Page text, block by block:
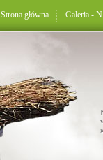
Strona główna Galeria -